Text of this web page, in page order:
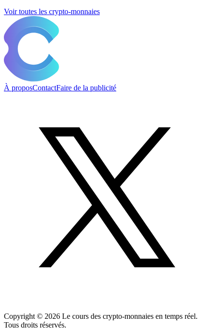
Voir toutes les crypto-monnaies
À proposContactFaire de la publicité
Copyright © 2026 Le cours des crypto-monnaies en temps réel.
Tous droits réservés.